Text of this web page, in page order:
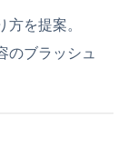
を提案。
のブラッシュ